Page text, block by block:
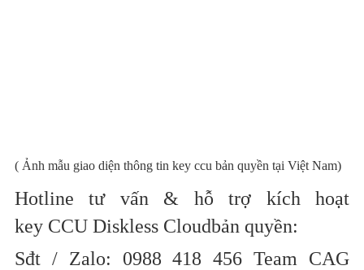
( Ảnh mẫu giao diện thông tin key ccu bản quyền tại Việt Nam)
Hotline tư vấn & hỗ trợ kích hoạt
key CCU Diskless Cloudbản quyền:
Sđt / Zalo: 0988 418 456 Team CAG